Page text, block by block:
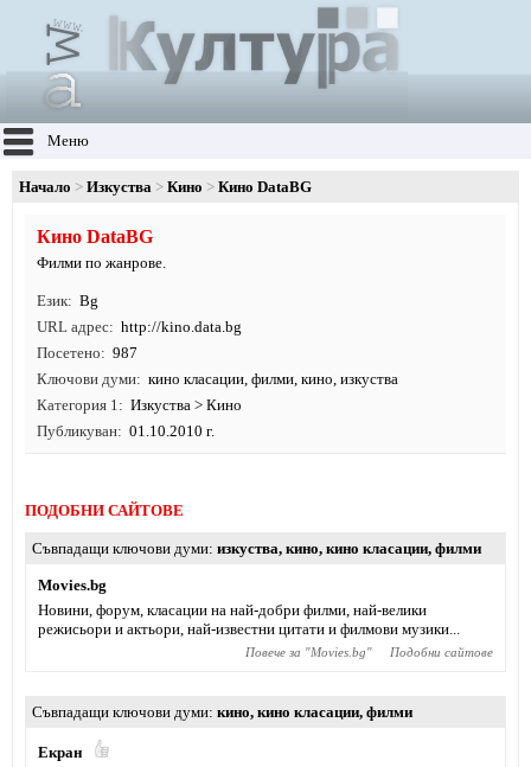
Меню
Начало Изкуства Кино Кино DataBG
Кино DataBG
Филми по жанрове.
Език
Bg
URL адрес
http://kino.data.bg
Посетено
987
Ключови думи
кино класации, филми, кино, изкуства
Категория 1
Изкуства > Кино
Публикуван
01.10.2010 г.
ПОДОБНИ САЙТОВЕ
Съвпадащи ключови думи изкуства, кино, кино класации, филми
Movies.bg
Новини, форум, класации на най-добри филми, най-велики
режисьори и актьори, най-известни цитати и филмови музики...
Повече за "Movies.bg" Подобни сайтове
Съвпадащи ключови думи кино, кино класации, филми
Екран